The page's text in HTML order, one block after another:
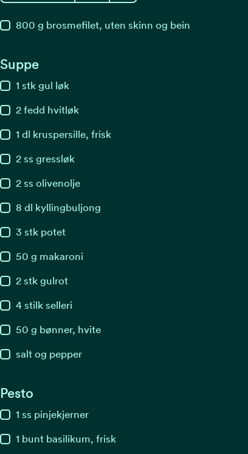
800 g brosmefilet, uten skinn og bein
Suppe
1 stk gul løk
2 fedd hvitløk
1 dl kruspersille, frisk
2 ss gressløk
2 ss olivenolje
8 dl kyllingbuljong
3 stk potet
50 g makaroni
2 stk gulrot
4 stilk selleri
50 g bønner, hvite
salt og pepper
Pesto
1 ss pinjekjerner
1 bunt basilikum, frisk